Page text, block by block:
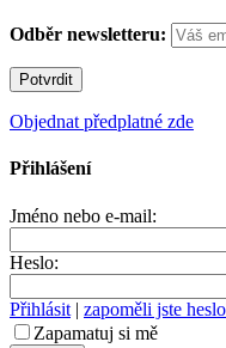
Odběr newsletteru:
Objednat předplatné zde
Přihlášení
Jméno nebo e-mail:
Heslo:
Přihlásit | zapoměli jste
Zapamatuj si mě